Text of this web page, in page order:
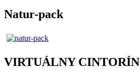
Natur-pack
VIRTUÁLNY CINTORÍN